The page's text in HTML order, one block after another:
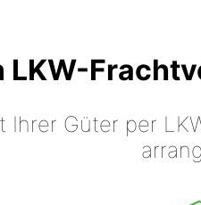
LKW-
Güter per